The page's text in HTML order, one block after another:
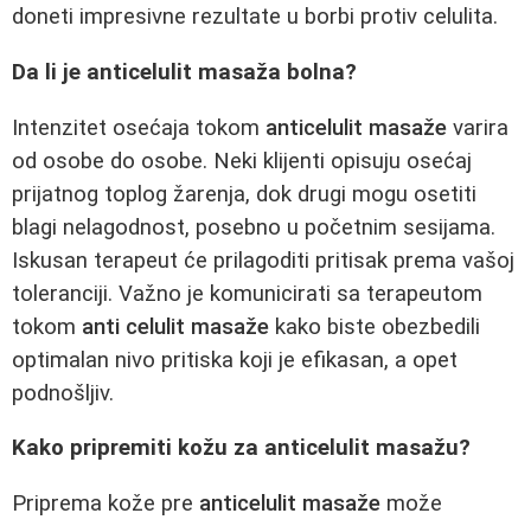
doneti impresivne rezultate u borbi protiv celulita.
Da li je anticelulit masaža bolna?
Intenzitet osećaja tokom anticelulit masaže varira
od osobe do osobe. Neki klijenti opisuju osećaj
prijatnog toplog žarenja, dok drugi mogu osetiti
blagi nelagodnost, posebno u početnim sesijama.
Iskusan terapeut će prilagoditi pritisak prema vašoj
toleranciji. Važno je komunicirati sa terapeutom
tokom anti celulit masaže kako biste obezbedili
optimalan nivo pritiska koji je efikasan, a opet
podnošljiv.
Kako pripremiti kožu za anticelulit masažu?
Priprema kože pre anticelulit masaže može